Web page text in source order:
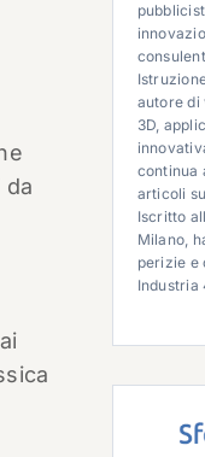
da
autore di
3D,
continua
articoli
Iscritto
Milano,
perizie e
Industria